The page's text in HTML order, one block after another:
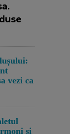
vezi ca
si